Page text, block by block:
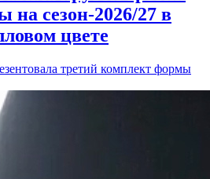
на сезон-2026/27 в
цвете
третий комплект формы